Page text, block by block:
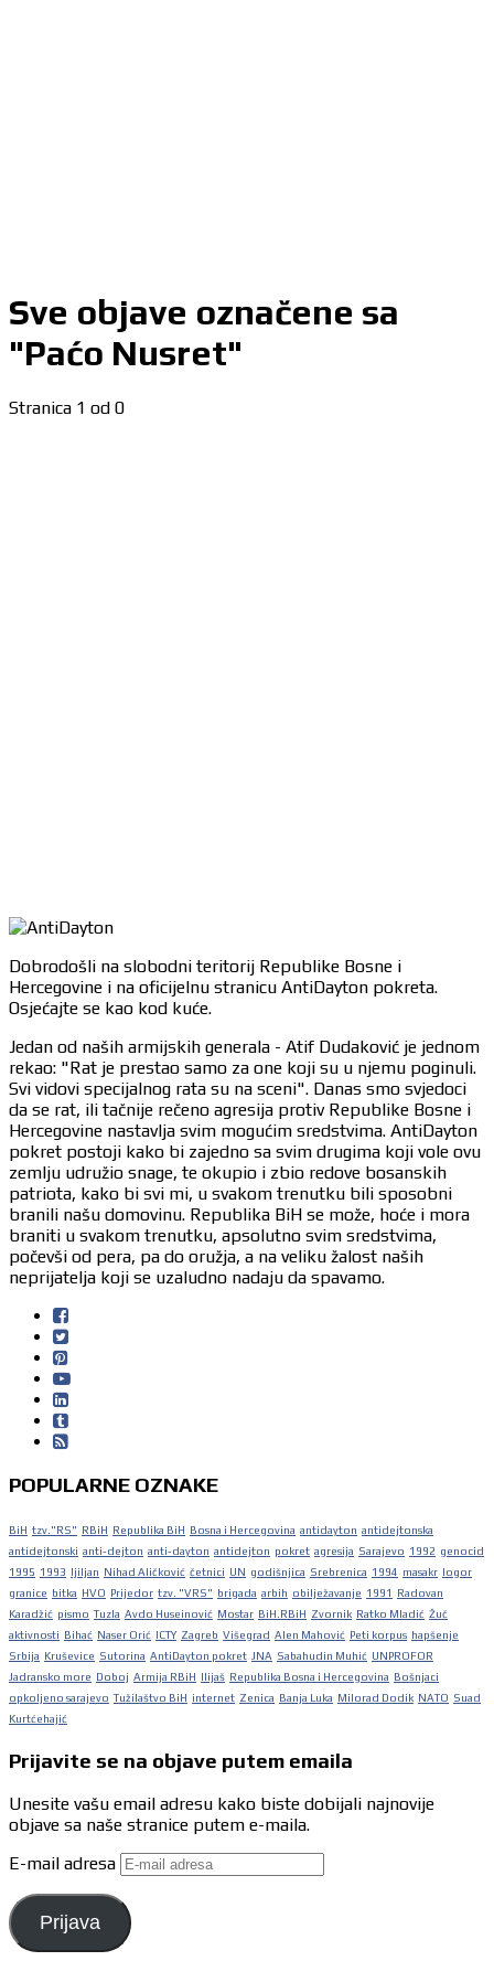
Sve objave označene sa
"Paćo Nusret"
Stranica 1 od 0
Dobrodošli na slobodni teritorij Republike Bosne i
Hercegovine i na oficijelnu stranicu AntiDayton pokreta.
Osjećajte se kao kod kuće.
Jedan od naših armijskih generala - Atif Dudaković je jednom
rekao: "Rat je prestao samo za one koji su u njemu poginuli.
Svi vidovi specijalnog rata su na sceni". Danas smo svjedoci
da se rat, ili tačnije rečeno agresija protiv Republike Bosne i
Hercegovine nastavlja svim mogućim sredstvima. AntiDayton
pokret postoji kako bi zajedno sa svim drugima koji vole ovu
zemlju udružio snage, te okupio i zbio redove bosanskih
patriota, kako bi svi mi, u svakom trenutku bili sposobni
branili našu domovinu. Republika BiH se može, hoće i mora
braniti u svakom trenutku, apsolutno svim sredstvima,
počevši od pera, pa do oružja, a na veliku žalost naših
neprijatelja koji se uzaludno nadaju da spavamo.
POPULARNE OZNAKE
BiH tzv."RS" RBiH Republika BiH Bosna i Hercegovina antidayton antidejtonska
antidejtonski anti-dejton anti-dayton antidejton pokret agresija Sarajevo 1992 genocid
1995 1993 ljiljan Nihad Aličković četnici UN godišnjica Srebrenica 1994 masakr logor
granice bitka HVO Prijedor tzv. "VRS" brigada arbih obilježavanje 1991
Radovan
Karadžić pismo Tuzla Avdo Huseinović Mostar BiH.RBiH Zvornik Ratko Mladić Žuč
aktivnosti Bihać Naser Orić ICTY Zagreb Višegrad Alen Mahović Peti korpus hapšenje
Srbija Kruševice Sutorina AntiDayton pokret JNA Sabahudin Muhić UNPROFOR
Jadransko more Doboj Armija RBiH Ilijaš Republika Bosna i Hercegovina Bošnjaci
opkoljeno sarajevo Tužilaštvo BiH internet Zenica Banja Luka Milorad Dodik NATO Suad
Kurtćehajić
Prijavite se na objave putem emaila
Unesite vašu email adresu kako biste dobijali najnovije
objave sa naše stranice putem e-maila.
E-mail adresa
Prijava